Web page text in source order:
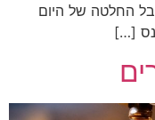
ובכבוד אבל החלטה של היום
[…]